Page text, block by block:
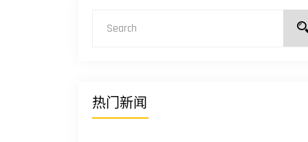
热门新闻